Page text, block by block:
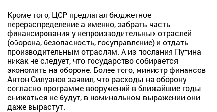
Кроме того, ЦСР предлагал бюджетное
перераспределение а именно, забрать часть
финансирования у непроизводительных отраслей
(оборона, безопасность, госуправление) и отдать
производительным отраслям. А из послания Путина
никак не следует, что государство собирается
экономить на обороне. Более того, министр финансов
Антон Силуанов заявил, что расходы на оборону
согласно программе вооружений в ближайшие годы
снижаться не будут, в номинальном выражении они
даже вырастут.